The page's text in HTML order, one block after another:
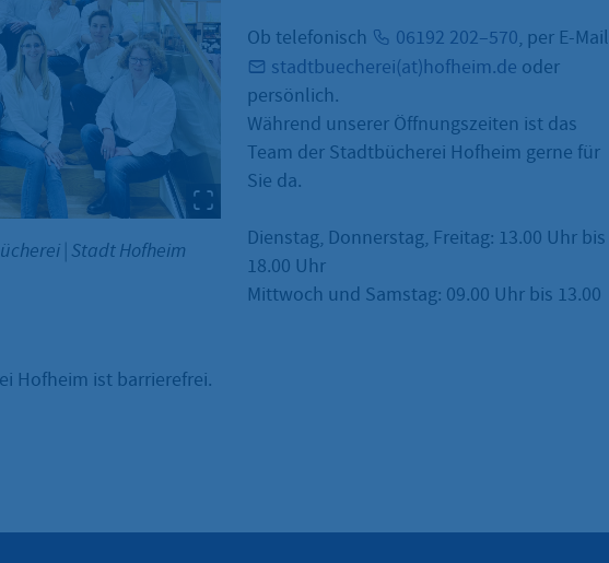
Stadt Hofheim
Ob telefonisch 06192 202–570, per E-Mail
stadtbuecherei(at)hofheim.de oder
persönlich.
Während unserer Öffnungszeiten ist das
Team der Stadtbücherei Hofheim gerne für
Sie da.
Dienstag, Donnerstag, Freitag: 13.00 Uhr bis
18.00 Uhr
Mittwoch und Samstag: 09.00 Uhr bis 13.00
Hofheim ist barrierefrei.